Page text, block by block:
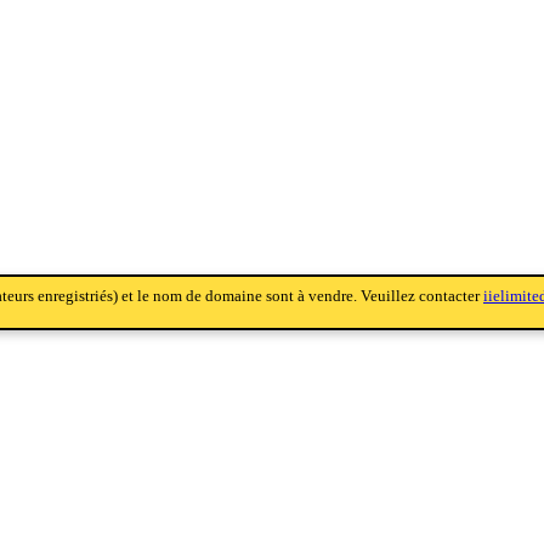
enregistriés) et le nom de domaine sont à vendre. Veuillez contacter